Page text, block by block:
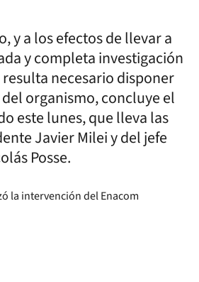
y a los efectos de llevar a
y completa investigación
necesario disponer
organismo, concluye el
este lunes, que lleva las
Javier Milei y del jefe
Posse.